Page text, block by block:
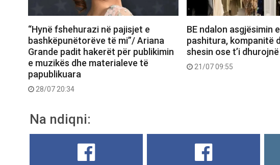
“Hynë fshehurazi në pajisjet e
bashkëpunëtorëve të mi”/ Ariana
Grande padit hakerët për publikimin
e muzikës dhe materialeve të
papublikuara
28/07 20:34
BE ndalon asgjësimin
pashitura, kompanitë
shesin ose t’i dhurojnë
21/07 09:55
Na ndiqni: